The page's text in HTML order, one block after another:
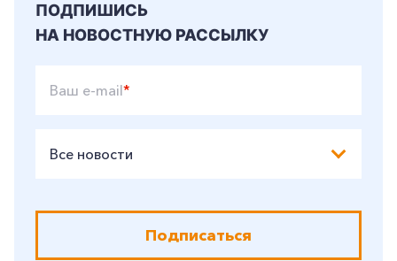
Заказать обратный звонок
Корпоративным клиентам
ПОДПИШИСЬ
НА НОВОСТНУЮ РАССЫЛКУ
Ваш e-mail*
Все новости
Подписаться